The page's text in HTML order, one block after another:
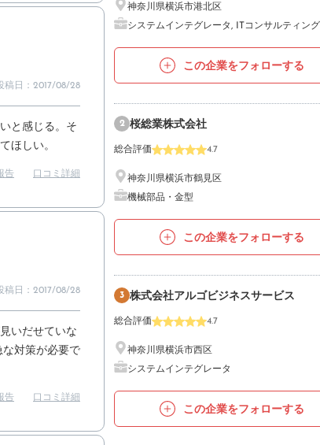
稿日：2017/08/28
と感じる。そ
ほしい。
告 口コミ詳細
稿日：2017/08/28
いだせていな
対策が必要で
告 口コミ詳細
神奈川県横浜市港北区
システムインテグレータ, ITコンサルティング
この企業をフォローする
2 桜総業株式会社
総合評価 4.7
神奈川県横浜市鶴見区
機械部品・金型
この企業をフォローする
3 株式会社アルゴビジネスサービス
総合評価 4.7
神奈川県横浜市西区
システムインテグレータ
この企業をフォローする